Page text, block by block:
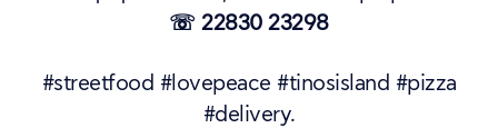
☏ 22830 23298
#streetfood #lovepeace #tinosisland #pizza
#delivery.